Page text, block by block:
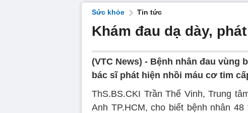
Sức khỏe Tin tức
Khám đau dạ dày,
(VTC News) - Bệnh nhân đau vùng
bác sĩ phát hiện nhồi máu cơ tim
ThS.BS.CKI Trần Thế Vinh, Trung
Anh TP.HCM, cho biết bệnh nhân